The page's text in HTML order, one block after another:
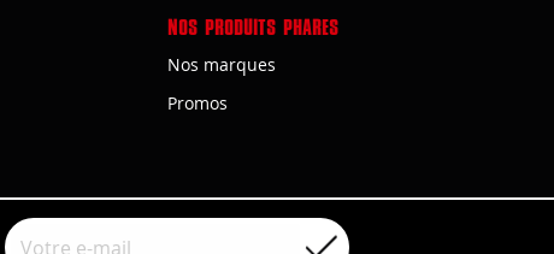
NOS PRODUITS PHARES
Nos marques
Promos